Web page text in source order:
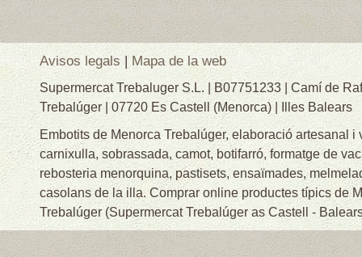
Avisos legals | Mapa de la web
Supermercat Trebaluger S.L. | B07751233 | Camí de
Trebalúger | 07720 Es Castell (Menorca) | Illes Balears
Embotits de Menorca Trebalúger, elaboració artesanal i
carnixulla, sobrassada, camot, botifarró, formatge de
rebosteria menorquina, pastisets, ensaïmades,
casolans de la illa. Comprar online productes típics de
Trebalúger (Supermercat Trebalúger as Castell -